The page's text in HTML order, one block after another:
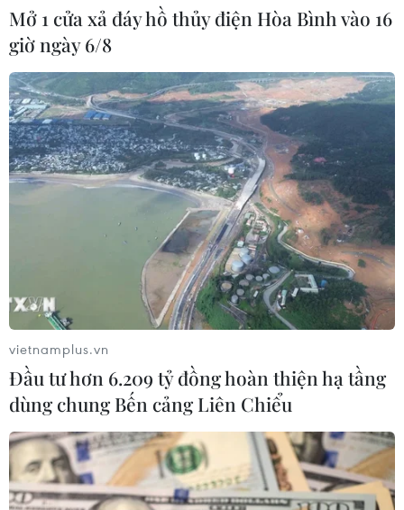
Mở 1 cửa xả đáy hồ thủy điện Hòa Bình vào 16
giờ ngày 6/8
vietnamplus.vn
Đầu tư hơn 6.209 tỷ đồng hoàn thiện hạ tầng
dùng chung Bến cảng Liên Chiểu